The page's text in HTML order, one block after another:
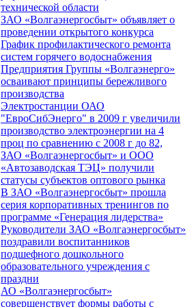
технической области
ЗАО «Волгаэнергосбыт» объявляет о
проведении открытого конкурса
График профилактического ремонта
систем горячего водоснабжения
Предприятия Группы «Волгаэнерго»
осваивают принципы бережливого
производства
Электростанции ОАО
"ЕвроСибЭнерго" в 2009 г увеличили
производство электроэнергии на 4
проц по сравнению с 2008 г до 82,
ЗАО «Волгаэнергосбыт» и ООО
«Автозаводская ТЭЦ» получили
статусы субъектов оптового рынка
В ЗАО «Волгаэнергосбыт» прошла
серия корпоративных тренингов по
программе «Генерация лидерства»
Руководители ЗАО «Волгаэнергосбыт»
поздравили воспитанников
подшефного дошкольного
образовательного учреждения с
праздни
АО «Волгаэнергосбыт»
совершенствует формы работы с